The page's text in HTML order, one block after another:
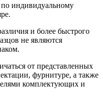
индивидуальному
и более быстрого
не являются
от представленных
фурнитуре, а также
комплектующих и